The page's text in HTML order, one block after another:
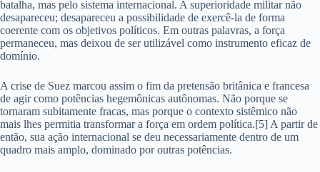
batalha, mas pelo sistema internacional. A superioridade militar não
desapareceu; desapareceu a possibilidade de exercê-la de forma
coerente com os objetivos políticos. Em outras palavras, a força
permaneceu, mas deixou de ser utilizável como instrumento eficaz de
domínio.
A crise de Suez marcou assim o fim da pretensão britânica e francesa
de agir como potências hegemônicas autônomas. Não porque se
tornaram subitamente fracas, mas porque o contexto sistêmico não
mais lhes permitia transformar a força em ordem política.[5] A partir de
então, sua ação internacional se deu necessariamente dentro de um
quadro mais amplo, dominado por outras potências.